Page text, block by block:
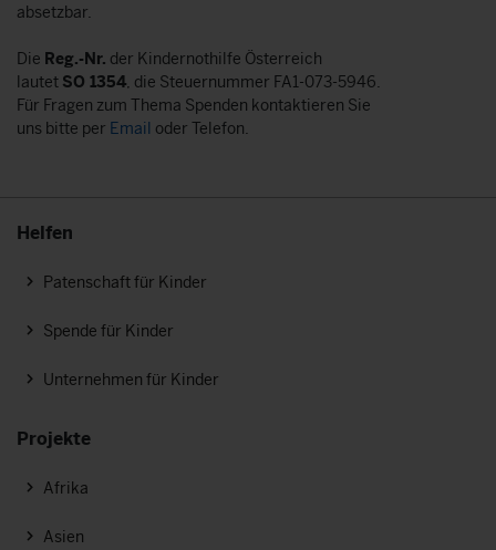
absetzbar.
Die Reg.-Nr. der Kindernothilfe Österreich
lautet SO 1354, die Steuernummer FA1-073-5946.
Für Fragen zum Thema Spenden kontaktieren Sie
uns bitte per Email oder Telefon.
Helfen
Patenschaft für Kinder
Spende für Kinder
Unternehmen für Kinder
Projekte
Afrika
Asien